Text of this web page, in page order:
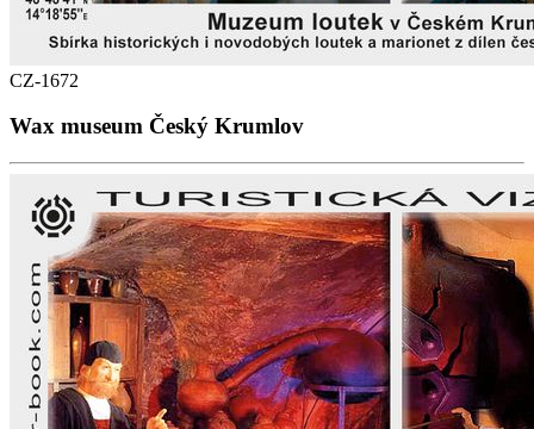
CZ-1672
Wax museum Český Krumlov